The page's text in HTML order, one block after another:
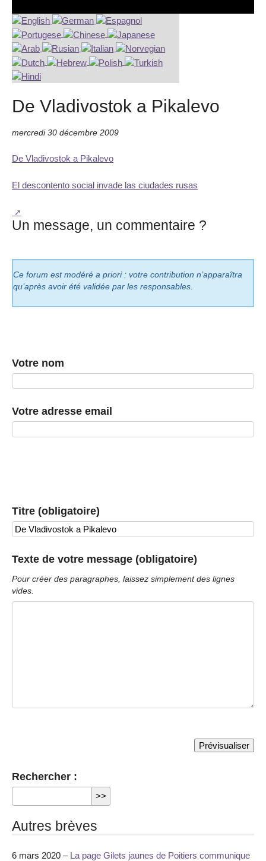
De Vladivostok a Pikalevo
mercredi 30 décembre 2009
De Vladivostok a Pikalevo
El descontento social invade las ciudades rusas
Un message, un commentaire ?
Ce forum est modéré a priori : votre contribution n’apparaîtra
qu’après avoir été validée par les responsables.
Votre nom
Votre adresse email
Titre (obligatoire)
Texte de votre message (obligatoire)
Pour créer des paragraphes, laissez simplement des lignes
vides.
Rechercher :
Autres brèves
6 mars 2020 – La page Gilets jaunes de Poitiers communique